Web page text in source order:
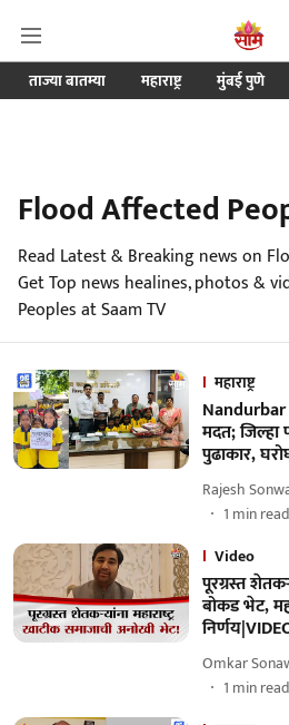
ताज्या बातम्या महाराष्ट्र मुंबई पुणे
Flood Affected
Read Latest & Breaking news on
Get Top news healines, photos &
Peoples at Saam TV
महाराष्ट्र
Nandurbar
मदत; जिल्हा
पुढाकार,
Rajesh
1 min read
Video
पूरग्रस्त
बोकड भेट,
Omkar
1 min read